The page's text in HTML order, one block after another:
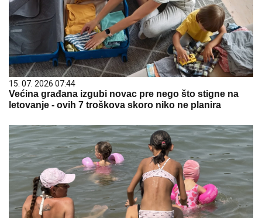
15. 07. 2026 07:44
Većina građana izgubi novac pre nego što stigne na
letovanje - ovih 7 troškova skoro niko ne planira